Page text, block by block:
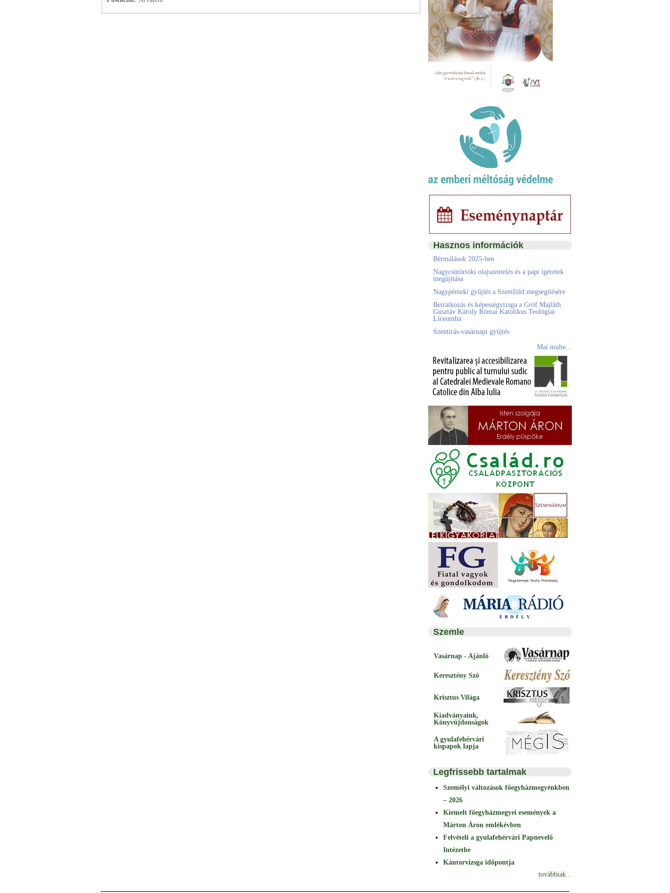
Hasznos információk
Bérmálások 2025-ben
Nagycsütörtöki olajszentelés és a papi ígéretek
megújítása
Nagypénteki gyűjtés a Szentföld megsegítésére
Beiratkozás és képességvizsga a Gróf Majláth
Gusztáv Károly Római Katolikus Teológiai
Líceumba
Szentírás-vasárnapi gyűjtés
Mai multe...
Szemle
Vasárnap - Ajánló
Keresztény Szó
Krisztus Világa
Kiadványaink,
Könyvújdonságok
A gyulafehérvári
kispapok lapja
Legfrissebb tartalmak
Személyi változások főegyházmegyénkben
– 2026
Kiemelt főegyházmegyei események a
Márton Áron emlékévben
Felvételi a gyulafehérvári Papnevelő
Intézetbe
Kántorvizsga időpontja
továbbiak...